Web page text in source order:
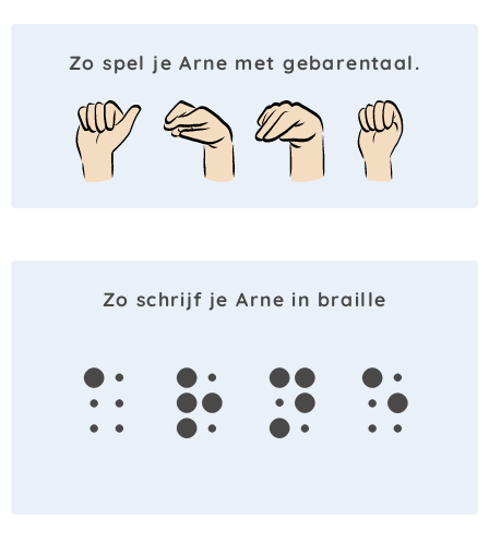
Zo spel je Arne met gebarentaal.
Zo schrijf je Arne in braille
a r n e